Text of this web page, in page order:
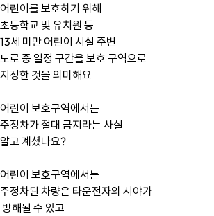
어린이를 보호하기 위해
초등학교 및 유치원 등
13세 미만 어린이 시설 주변
도로 중 일정 구간을 보호 구역으로
지정한 것을 의미해요
어린이 보호구역에서는
주정차가 절대 금지라는 사실
알고 계셨나요?
어린이 보호구역에서는
주정차된 차량은 타운전자의 시야가
방해될 수 있고